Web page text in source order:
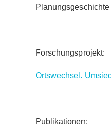
Forschungsprojekt:
Ortswechsel.
Publikationen: